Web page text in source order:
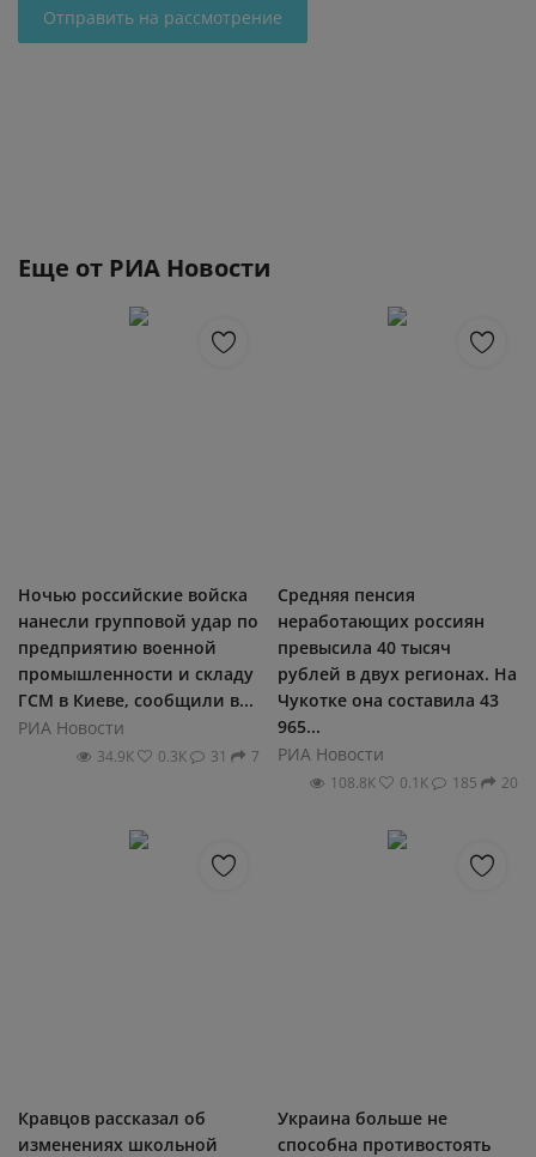
Отправить на рассмотрение
Еще от РИА Новости
Ночью российские войска
нанесли групповой удар по
предприятию военной
промышленности и складу
ГСМ в Киеве, сообщили в...
РИА Новости
34.9К 0.3К 31 7
Средняя пенсия
неработающих россиян
превысила 40 тысяч
рублей в двух регионах​. На
Чукотке она составила 43
965...
РИА Новости
108.8К 0.1К 185 20
Кравцов рассказал об
изменениях школьной
Украина больше не
способна противостоять